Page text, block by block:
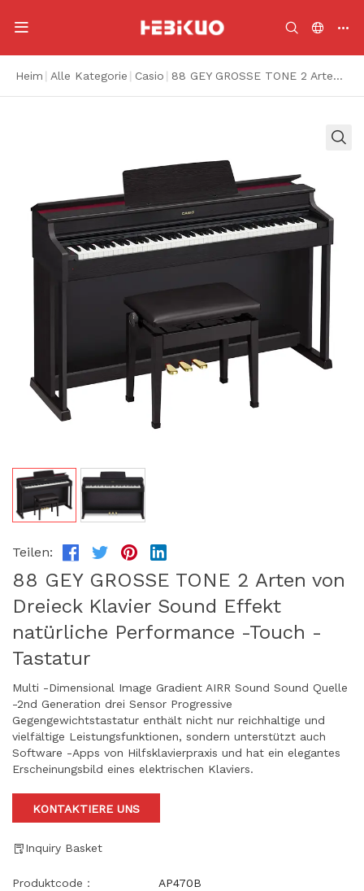
Heim Alle Kategorie Casio 88 GEY GROSSE TONE 2 Arten von Dreieck Klavier Sound Effekt natürliche Performance -Touch -Tastatur
Teilen:
88 GEY GROSSE TONE 2 Arten von
Dreieck Klavier Sound Effekt
natürliche Performance -Touch -
Tastatur
Multi -Dimensional Image Gradient AIRR Sound Sound Quelle
-2nd Generation drei Sensor Progressive
Gegengewichtstastatur enthält nicht nur reichhaltige und
vielfältige Leistungsfunktionen, sondern unterstützt auch
Software -Apps von Hilfsklavierpraxis und hat ein elegantes
Erscheinungsbild eines elektrischen Klaviers.
KONTAKTIERE UNS
Inquiry Basket
Produktcode：
AP470B